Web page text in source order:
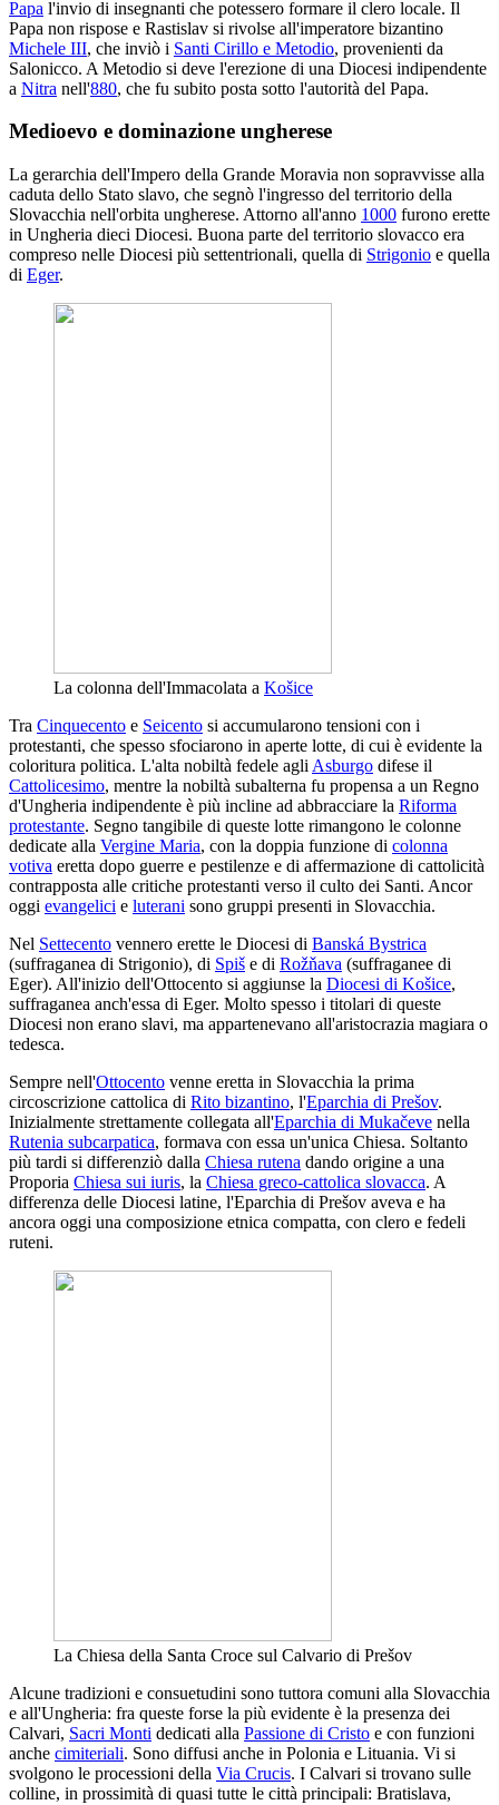
Papa l'invio di insegnanti che potessero formare il clero locale. Il
Papa non rispose e Rastislav si rivolse all'imperatore bizantino
Michele III, che inviò i Santi Cirillo e Metodio, provenienti da
Salonicco. A Metodio si deve l'erezione di una Diocesi indipendente
a Nitra nell'880, che fu subito posta sotto l'autorità del Papa.
Medioevo e dominazione ungherese
La gerarchia dell'Impero della Grande Moravia non sopravvisse alla
caduta dello Stato slavo, che segnò l'ingresso del territorio della
Slovacchia nell'orbita ungherese. Attorno all'anno 1000 furono erette
in Ungheria dieci Diocesi. Buona parte del territorio slovacco era
compreso nelle Diocesi più settentrionali, quella di Strigonio e quella
di Eger.
La colonna dell'Immacolata a Košice
Tra Cinquecento e Seicento si accumularono tensioni con i
protestanti, che spesso sfociarono in aperte lotte, di cui è evidente la
coloritura politica. L'alta nobiltà fedele agli Asburgo difese il
Cattolicesimo, mentre la nobiltà subalterna fu propensa a un Regno
d'Ungheria indipendente è più incline ad abbracciare la Riforma
protestante. Segno tangibile di queste lotte rimangono le colonne
dedicate alla Vergine Maria, con la doppia funzione di colonna
votiva eretta dopo guerre e pestilenze e di affermazione di cattolicità
contrapposta alle critiche protestanti verso il culto dei Santi. Ancor
oggi evangelici e luterani sono gruppi presenti in Slovacchia.
Nel Settecento vennero erette le Diocesi di Banská Bystrica
(suffraganea di Strigonio), di Spiš e di Rožňava (suffraganee di
Eger). All'inizio dell'Ottocento si aggiunse la Diocesi di Košice,
suffraganea anch'essa di Eger. Molto spesso i titolari di queste
Diocesi non erano slavi, ma appartenevano all'aristocrazia magiara o
tedesca.
Sempre nell'Ottocento venne eretta in Slovacchia la prima
circoscrizione cattolica di Rito bizantino, l'Eparchia di Prešov.
Inizialmente strettamente collegata all'Eparchia di Mukačeve nella
Rutenia subcarpatica, formava con essa un'unica Chiesa. Soltanto
più tardi si differenziò dalla Chiesa rutena dando origine a una
Proporia Chiesa sui iuris, la Chiesa greco-cattolica slovacca. A
differenza delle Diocesi latine, l'Eparchia di Prešov aveva e ha
ancora oggi una composizione etnica compatta, con clero e fedeli
ruteni.
La Chiesa della Santa Croce sul Calvario di Prešov
Alcune tradizioni e consuetudini sono tuttora comuni alla Slovacchia
e all'Ungheria: fra queste forse la più evidente è la presenza dei
Calvari, Sacri Monti dedicati alla Passione di Cristo e con funzioni
anche cimiteriali. Sono diffusi anche in Polonia e Lituania. Vi si
svolgono le processioni della Via Crucis. I Calvari si trovano sulle
colline, in prossimità di quasi tutte le città principali: Bratislava,